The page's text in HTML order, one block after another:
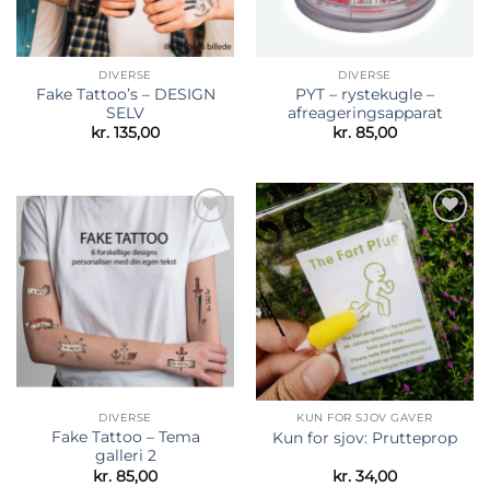
DIVERSE
Fake Tattoo’s – DESIGN
SELV
kr. 135,00
DIVERSE
PYT – rystekugle –
afreageringsapparat
kr. 85,00
Tilføj til
ønskeliste
DIVERSE
Fake Tattoo – Tema
galleri 2
kr. 85,00
Tilføj til
ønskeliste
KUN FOR SJOV GAVER
Kun for sjov: Prutteprop
kr. 34,00